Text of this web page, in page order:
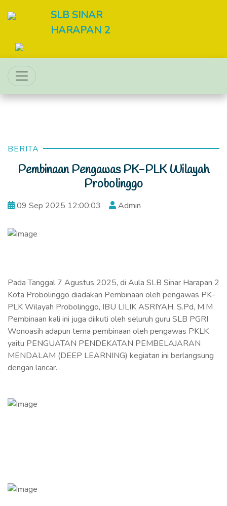
SLB SINAR
HARAPAN 2
BERITA
Pembinaan Pengawas PK-PLK Wilayah
Probolinggo
09 Sep 2025 12:00:03 Admin
Pada Tanggal 7 Agustus 2025, di Aula SLB Sinar Harapan 2
Kota Probolinggo diadakan Pembinaan oleh pengawas PK-
PLK Wilayah Probolinggo, IBU LILIK ASRIYAH, S.Pd, M.M
Pembinaan kali ini juga diikuti oleh seluruh guru SLB PGRI
Wonoasih adapun tema pembinaan oleh pengawas PKLK
yaitu PENGUATAN PENDEKATAN PEMBELAJARAN
MENDALAM (DEEP LEARNING) kegiatan ini berlangsung
dengan lancar.